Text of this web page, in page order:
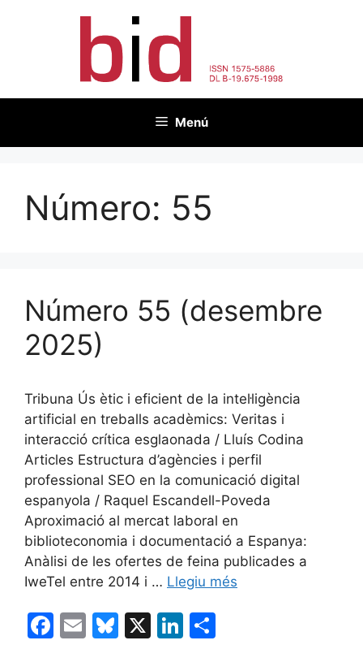
Menú
Número: 55
Número 55 (desembre
2025)
Tribuna Ús ètic i eficient de la intel·ligència
artificial en treballs acadèmics: Veritas i
interacció crítica esglaonada / Lluís Codina
Articles Estructura d’agències i perfil
professional SEO en la comunicació digital
espanyola / Raquel Escandell-Poveda
Aproximació al mercat laboral en
biblioteconomia i documentació a Espanya:
Anàlisi de les ofertes de feina publicades a
IweTel entre 2014 i … Llegiu més
F
E
Bl X
Li